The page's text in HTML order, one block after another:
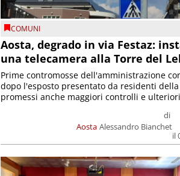
COMUNI
Aosta, degrado in via Festaz:
una telecamera alla Torre del
Aosta
di
Alessandro Bianchet
il
Prime contromosse dell'amministrazione
dopo l'esposto presentato da residenti della
promessi anche maggiori controlli e